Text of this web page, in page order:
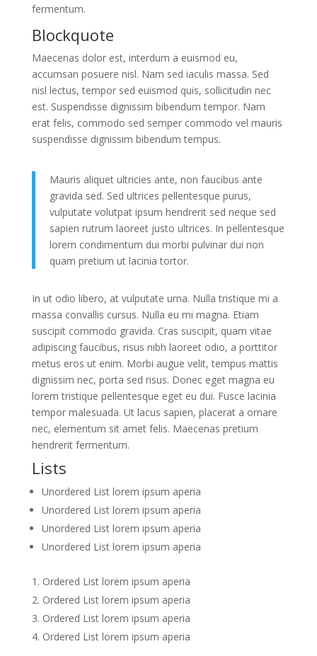
fermentum.
Blockquote
Maecenas dolor est, interdum a euismod eu,
accumsan posuere nisl. Nam sed iaculis massa. Sed
nisl lectus, tempor sed euismod quis, sollicitudin nec
est. Suspendisse dignissim bibendum tempor. Nam
erat felis, commodo sed semper commodo vel mauris
suspendisse dignissim bibendum tempus.
Mauris aliquet ultricies ante, non faucibus ante
gravida sed. Sed ultrices pellentesque purus,
vulputate volutpat ipsum hendrerit sed neque sed
sapien rutrum laoreet justo ultrices. In pellentesque
lorem condimentum dui morbi pulvinar dui non
quam pretium ut lacinia tortor.
In ut odio libero, at vulputate urna. Nulla tristique mi a
massa convallis cursus. Nulla eu mi magna. Etiam
suscipit commodo gravida. Cras suscipit, quam vitae
adipiscing faucibus, risus nibh laoreet odio, a porttitor
metus eros ut enim. Morbi augue velit, tempus mattis
dignissim nec, porta sed risus. Donec eget magna eu
lorem tristique pellentesque eget eu dui. Fusce lacinia
tempor malesuada. Ut lacus sapien, placerat a ornare
nec, elementum sit amet felis. Maecenas pretium
hendrerit fermentum.
Lists
Unordered List lorem ipsum aperia
Unordered List lorem ipsum aperia
Unordered List lorem ipsum aperia
Unordered List lorem ipsum aperia
Ordered List lorem ipsum aperia
Ordered List lorem ipsum aperia
Ordered List lorem ipsum aperia
Ordered List lorem ipsum aperia